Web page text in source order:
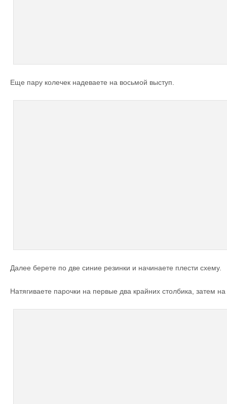
Еще пару колечек надеваете на восьмой выступ.
Далее берете по две синие резинки и начинаете плести схему.
Натягиваете парочки на первые два крайних столбика, затем